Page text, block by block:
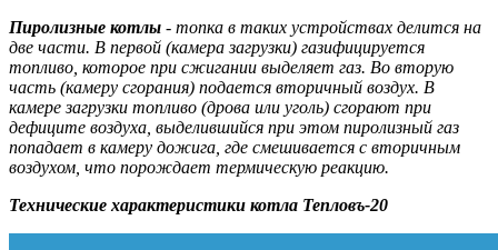
Пиролизные котлы - топка в таких устройствах делится на
две части. В первой (камера загрузки) газифицируется
топливо, которое при сжигании выделяет газ. Во вторую
часть (камеру сгорания) подается вторичный воздух. В
камере загрузки топливо (дрова или уголь) сгорают при
дефиците воздуха, выделившийся при этом пиролизный газ
попадает в камеру дожига, где смешивается с вторичным
воздухом, что порождает термическую реакцию.
Технические характеристики котла Тепловъ-20